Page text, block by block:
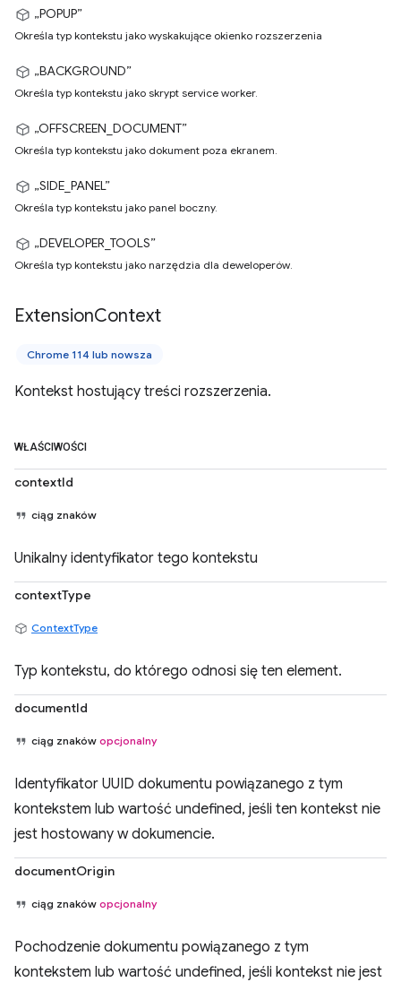
„POPUP”
Określa typ kontekstu jako wyskakujące okienko rozszerzenia
„BACKGROUND”
Określa typ kontekstu jako skrypt service worker.
„OFFSCREEN_DOCUMENT”
Określa typ kontekstu jako dokument poza ekranem.
„SIDE_PANEL”
Określa typ kontekstu jako panel boczny.
„DEVELOPER_TOOLS”
Określa typ kontekstu jako narzędzia dla deweloperów.
ExtensionContext
Chrome 114 lub nowsza
Kontekst hostujący treści rozszerzenia.
WŁAŚCIWOŚCI
contextId
ciąg znaków
Unikalny identyfikator tego kontekstu
contextType
ContextType
Typ kontekstu, do którego odnosi się ten element.
documentId
ciąg znaków opcjonalny
Identyfikator UUID dokumentu powiązanego z tym
kontekstem lub wartość undefined, jeśli ten kontekst nie
jest hostowany w dokumencie.
documentOrigin
ciąg znaków opcjonalny
Pochodzenie dokumentu powiązanego z tym
kontekstem lub wartość undefined, jeśli kontekst nie jest